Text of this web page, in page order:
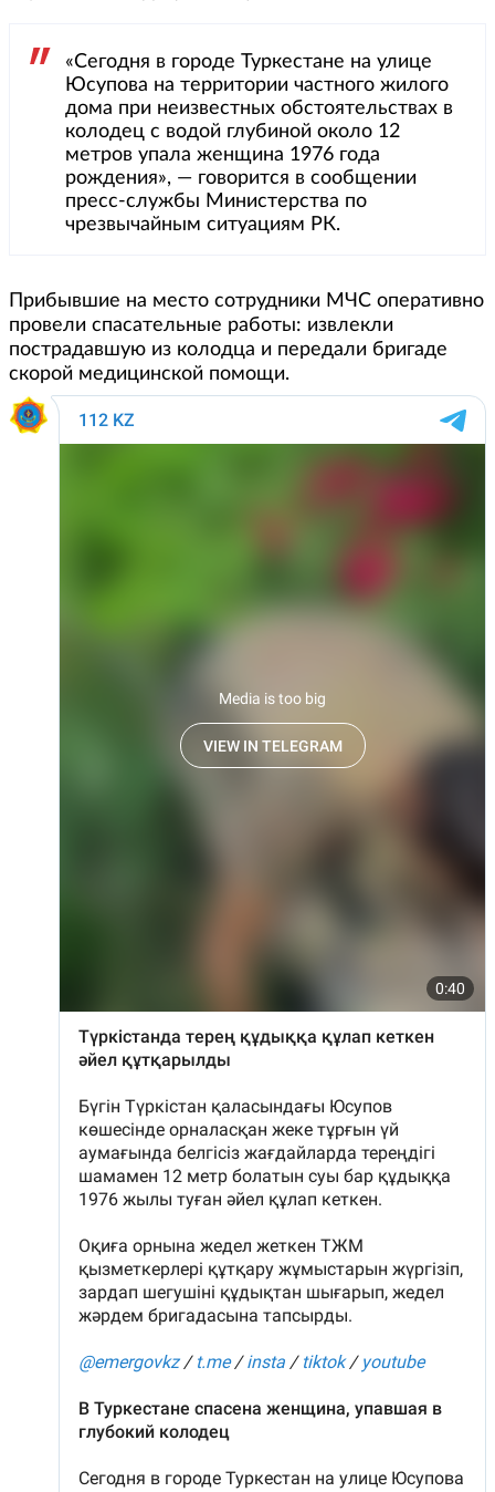
«Сегодня в городе Туркестане на улице
Юсупова на территории частного жилого
дома при неизвестных обстоятельствах в
колодец с водой глубиной около 12
метров упала женщина 1976 года
рождения», — говорится в сообщении
пресс-службы Министерства по
чрезвычайным ситуациям РК.
Прибывшие на место сотрудники МЧС оперативно
провели спасательные работы: извлекли
пострадавшую из колодца и передали бригаде
скорой медицинской помощи.